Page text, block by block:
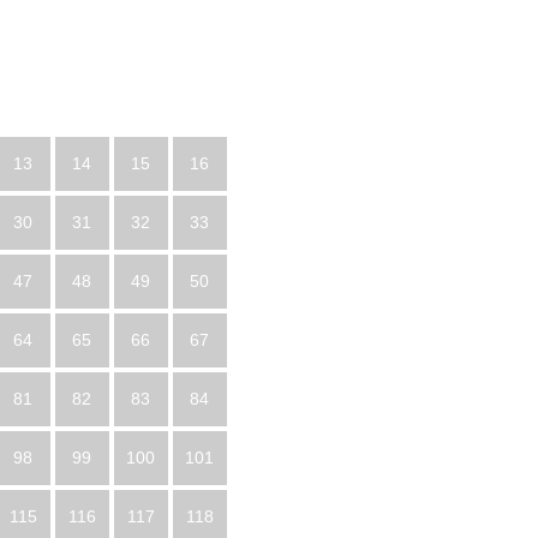
13 14 15 16
30 31 32 33
47 48 49 50
64 65 66 67
81 82 83 84
98 99 100 101
115 116 117 118